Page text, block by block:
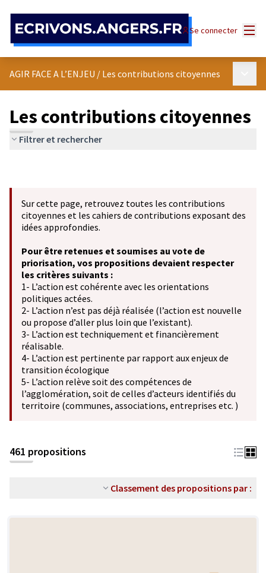
Se connecter
AGIR FACE A L’ENJEU / Les contributions citoyennes
Les contributions citoyennes
Filtrer et rechercher
Sur cette page, retrouvez toutes les contributions
citoyennes et les cahiers de contributions exposant des
idées approfondies.
Pour être retenues et soumises au vote de
priorisation, vos propositions devaient respecter
les critères suivants :
1- L’action est cohérente avec les orientations
politiques actées.
2- L’action n’est pas déjà réalisée (l’action est nouvelle
ou propose d’aller plus loin que l’existant).
3- L’action est techniquement et financièrement
réalisable.
4- L’action est pertinente par rapport aux enjeux de
transition écologique
5- L’action relève soit des compétences de
l’agglomération, soit de celles d’acteurs identifiés du
territoire (communes, associations, entreprises etc. )
461 propositions
Classement des propositions par :